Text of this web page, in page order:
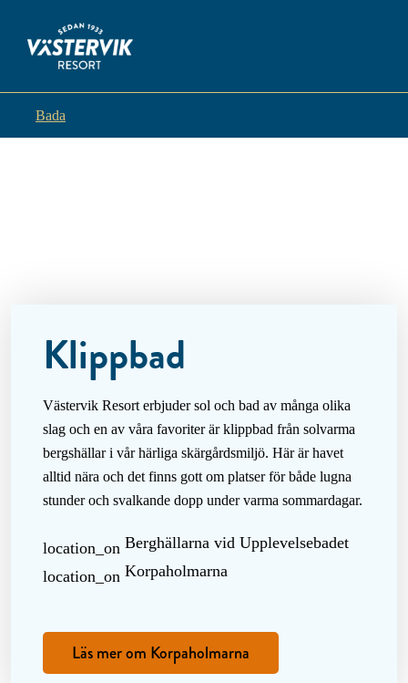
Bada
Klippbad
Västervik Resort erbjuder sol och bad av många olika
slag och en av våra favoriter är klippbad från solvarma
bergshällar i vår härliga skärgårdsmiljö. Här är havet
alltid nära och det finns gott om platser för både lugna
stunder och svalkande dopp under varma sommardagar.
location_on Berghällarna vid Upplevelsebadet
location_on Korpaholmarna
Läs mer om Korpaholmarna